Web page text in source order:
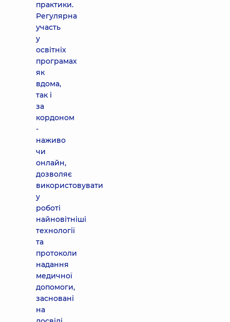
практики.
Регулярна
участь
у
освітніх
програмах
як
вдома,
так і
за
кордоном
-
наживо
чи
онлайн,
дозволяє
використовувати
у
роботі
найновітніші
технології
та
протоколи
надання
медичної
допомоги,
засновані
на